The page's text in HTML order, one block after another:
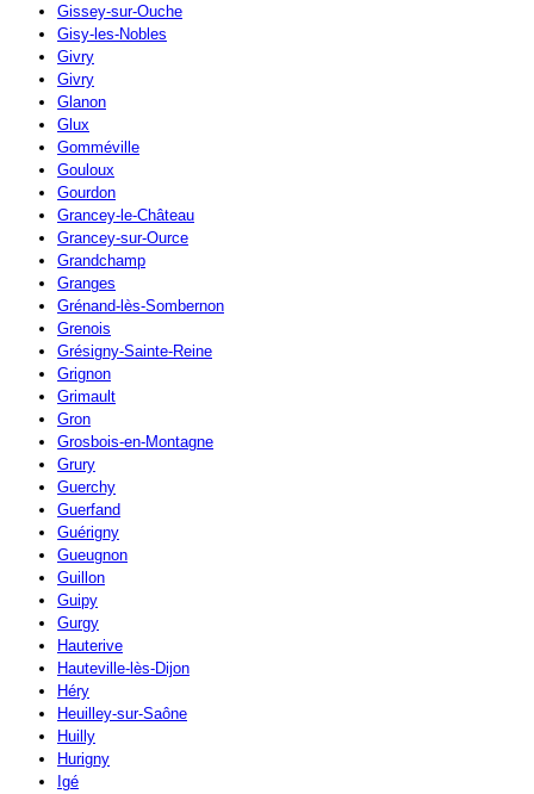
Gissey-sur-Ouche
Gisy-les-Nobles
Givry
Givry
Glanon
Glux
Gomméville
Gouloux
Gourdon
Grancey-le-Château
Grancey-sur-Ource
Grandchamp
Granges
Grénand-lès-Sombernon
Grenois
Grésigny-Sainte-Reine
Grignon
Grimault
Gron
Grosbois-en-Montagne
Grury
Guerchy
Guerfand
Guérigny
Gueugnon
Guillon
Guipy
Gurgy
Hauterive
Hauteville-lès-Dijon
Héry
Heuilley-sur-Saône
Huilly
Hurigny
Igé